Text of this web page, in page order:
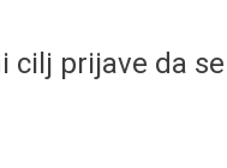
cilj prijave da